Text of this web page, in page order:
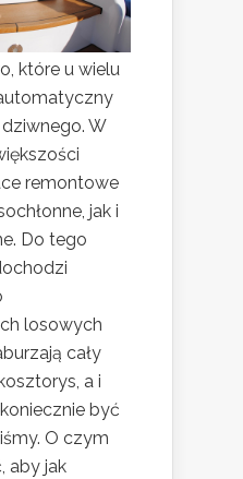
które u wielu
W
remontowe
jak i
Do tego
losowych
cały
a i
być
O czym
aby jak